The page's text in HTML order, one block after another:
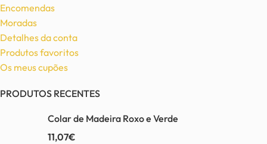
Encomendas
Moradas
Detalhes da conta
Produtos favoritos
Os meus cupões
PRODUTOS RECENTES
Colar de Madeira Roxo e Verde
11,07€